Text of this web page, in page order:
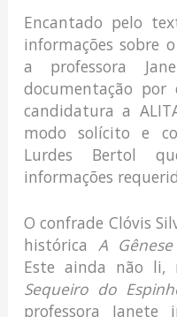
Encantado pelo
informações sobre
a professora
documentação por
candidatura a
modo solícito e
Lurdes Bertol
informações
O confrade Clóvis
histórica A
Este ainda não li,
Sequeiro do
professora